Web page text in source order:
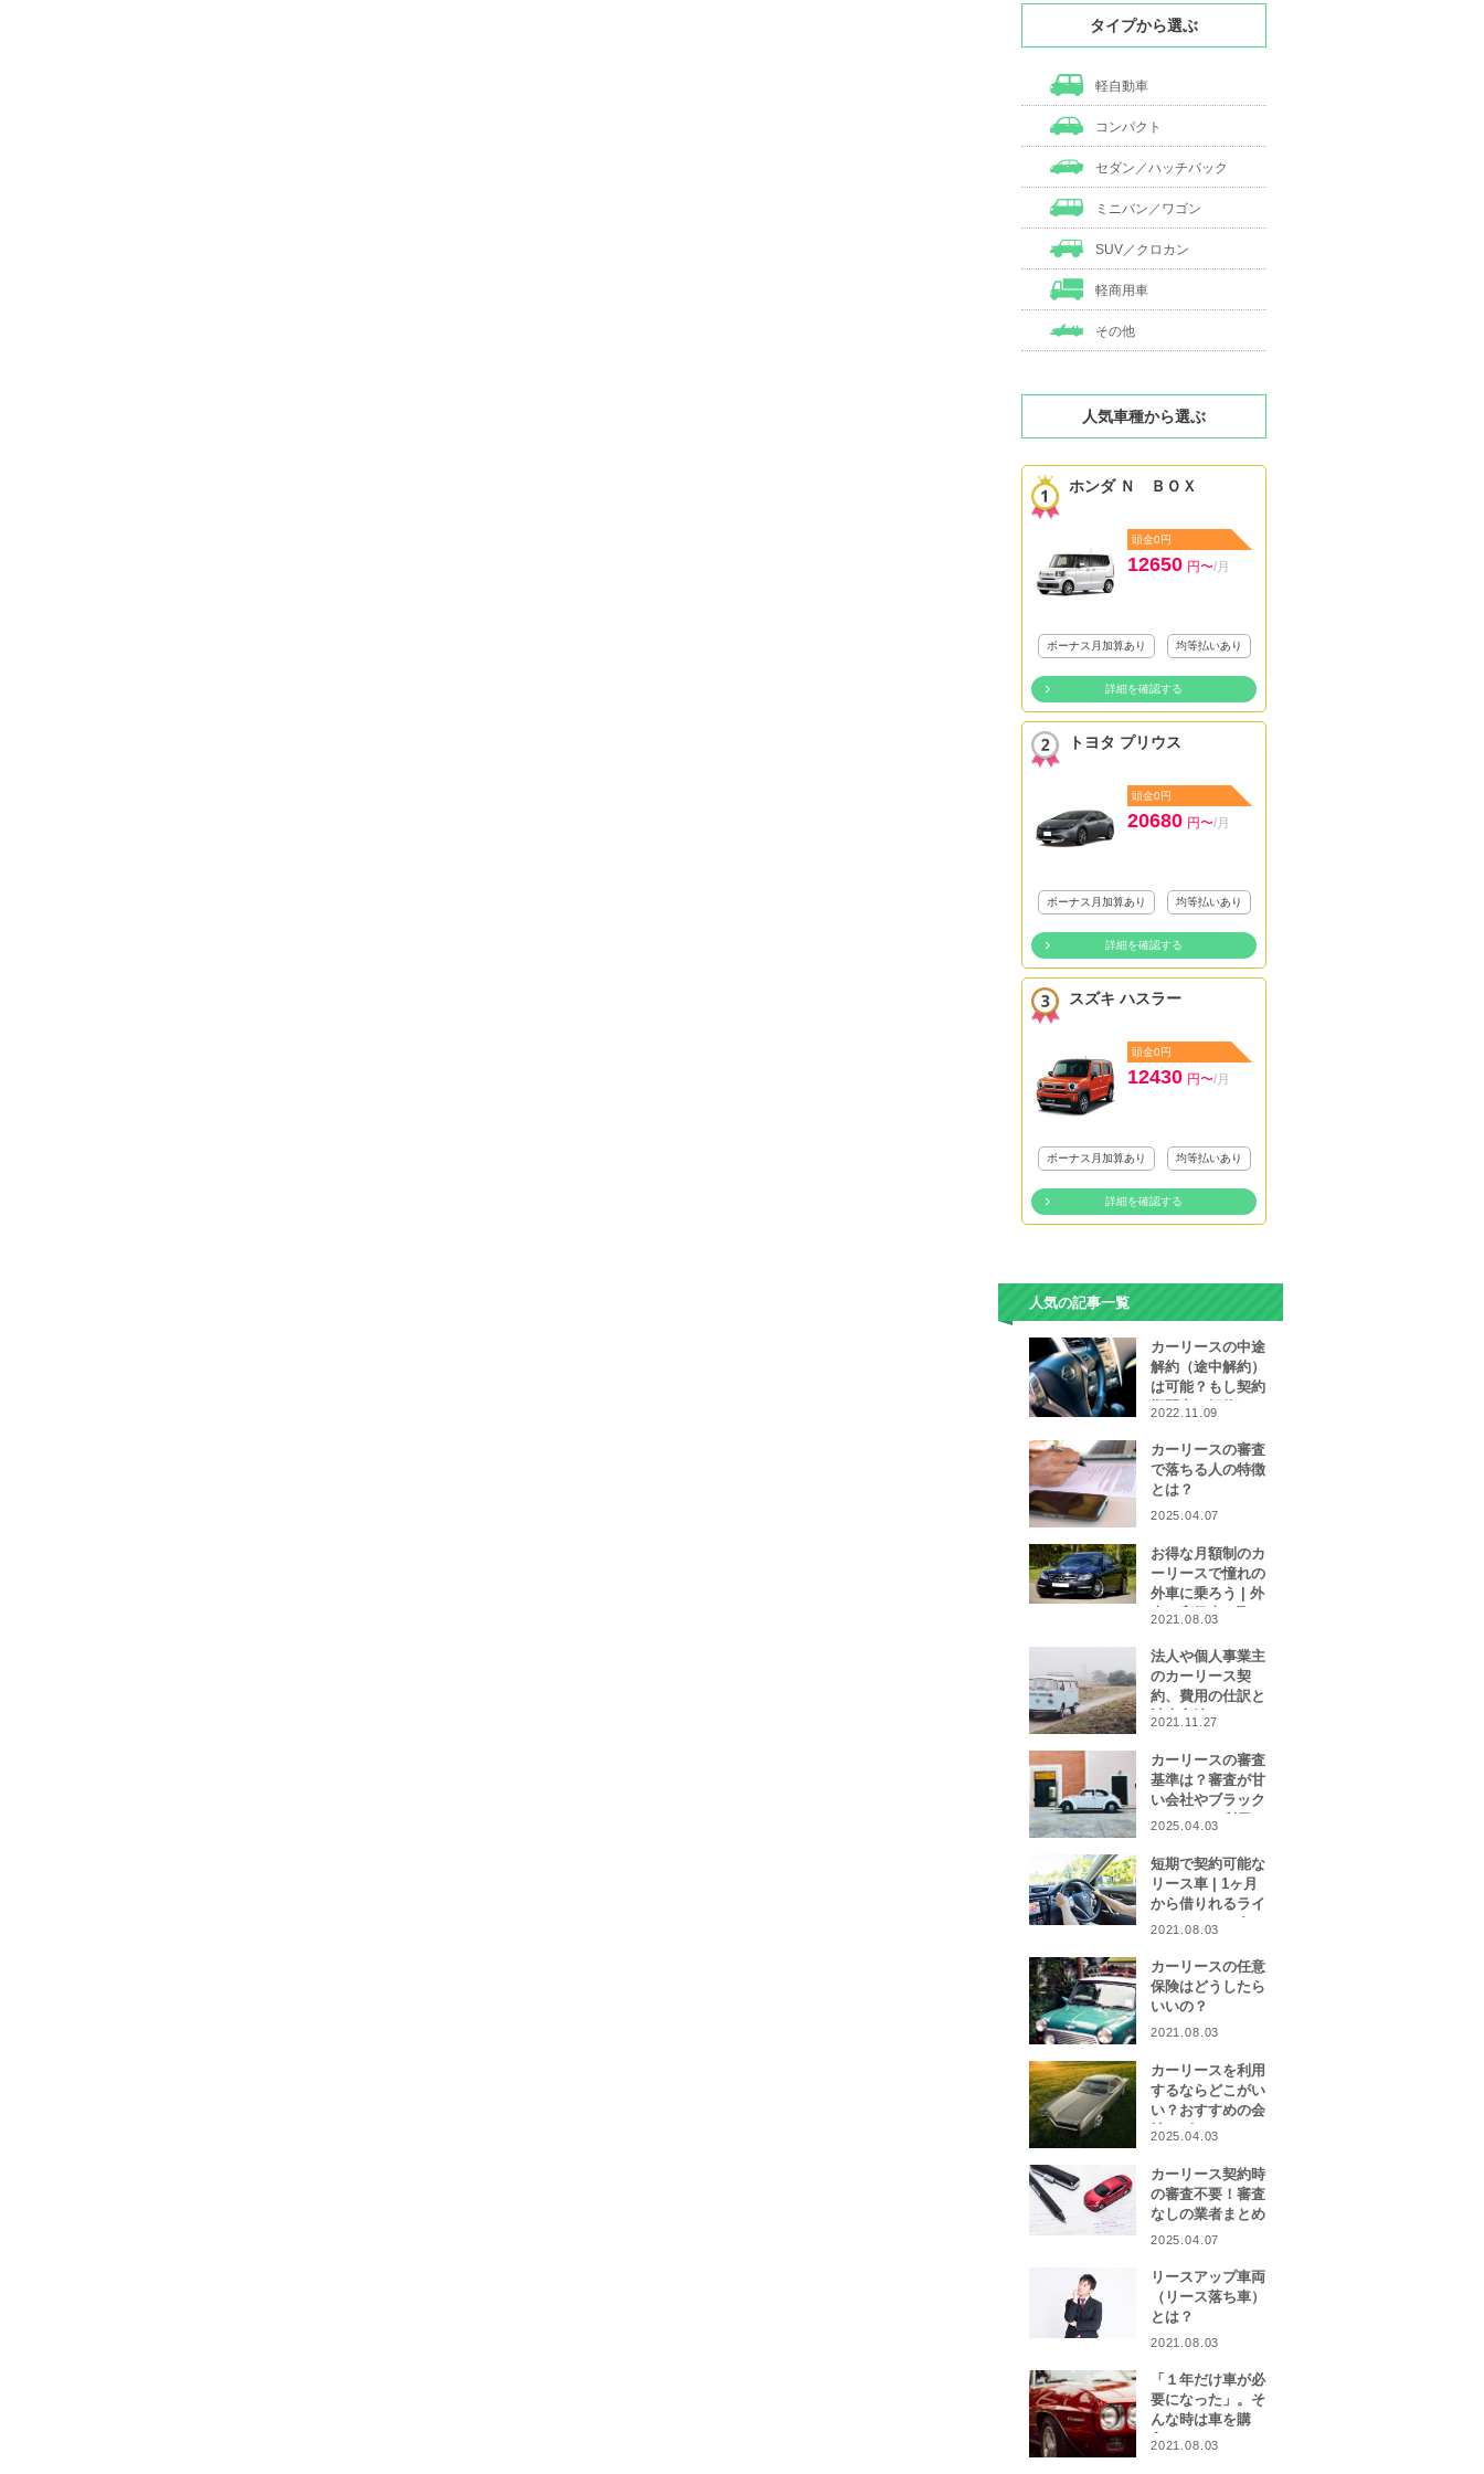
タイプから選ぶ
軽自動車
コンパクト
セダン／ハッチバック
ミニバン／ワゴン
SUV／クロカン
軽商用車
その他
人気車種から選ぶ
ホンダ Ｎ ＢＯＸ
頭金0円
12650 円〜/月
ボーナス月加算あり 均等払いあり
詳細を確認する
トヨタ プリウス
頭金0円
20680 円〜/月
ボーナス月加算あり 均等払いあり
詳細を確認する
スズキ ハスラー
頭金0円
12430 円〜/月
ボーナス月加算あり 均等払いあり
詳細を確認する
人気の記事一覧
カーリースの中途
解約（途中解約）
は可能？もし契約
期間中に解約をし
なったら…
2022.11.09
カーリースの審査
で落ちる人の特徴
とは？
2025.04.07
お得な月額制のカ
ーリースで憧れの
外車に乗ろう | 外
車や高級車を取り
者をご紹介！
2021.08.03
法人や個人事業主
のカーリース契
約、費用の仕訳と
計上方法は？
2021.11.27
カーリースの審査
基準は？審査が甘
い会社やブラック
リストでも利用で
2025.04.03
短期で契約可能な
リース車 | 1ヶ月
から借りれるライ
フスタイルに合わ
集
2021.08.03
カーリースの任意
保険はどうしたら
いいの？
2021.08.03
カーリースを利用
するならどこがい
い？おすすめの会
社をピックアッ
2025.04.03
カーリース契約時
の審査不要！審査
なしの業者まとめ
2025.04.07
リースアップ車両
（リース落ち車）
とは？
2021.08.03
「１年だけ車が必
要になった」。そ
んな時は車を購
入？カーリース？
2021.08.03